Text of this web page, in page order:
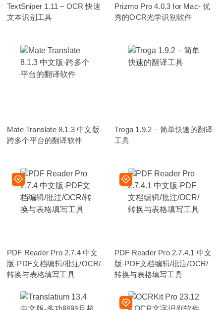
TextSniper 1.11 – OCR 快速
文本识别工具
Prizmo Pro 4.0.3 for Mac- 优
秀的OCR光学识别软件
Mate Translate 8.1.3 中文版-
跨多个平台的翻译软件
Troga 1.9.2 – 简单快速的翻译
工具
PDF Reader Pro 2.7.4 中文
版-PDF文档编辑/批注/OCR/
转换与表格填写工具
PDF Reader Pro 2.7.4.1 中文
版-PDF文档编辑/批注/OCR/
转换与表格填写工具